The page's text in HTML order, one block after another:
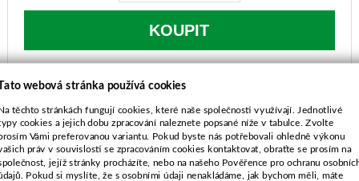
KOUPIT
SOUVISEJÍCÍ PRODUKTY
Válec+píst pro Stihl 08,TS350-
47mm
webová stránka používá cookies
těchto stránkách fungují cookies, které naše společnosti využívají. Jednotlivé
cookies a jejich dobu zpracování naleznete popsané níže v tabulce. Zvolte
Vámi preferovanou variantu. Pokud byste nás potřebovali ohledně výkonu
práv v souvislosti se zpracováním cookies kontaktovat, obraťte se prosím na
jejíž stránky procházíte, nebo na našeho Pověřence pro ochranu
Pokud si myslíte, že s osobními údaji nenakládáme, jak bychom měli, máte